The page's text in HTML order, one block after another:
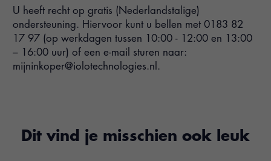
U heeft recht op gratis (Nederlandstalige)
ondersteuning. Hiervoor kunt u bellen met 0183 82
17 97 (op werkdagen tussen 10:00 - 12:00 en 13:00
– 16:00 uur) of een e-mail sturen naar:
mijninkoper@iolotechnologies.nl .
Dit vind je misschien ook leuk